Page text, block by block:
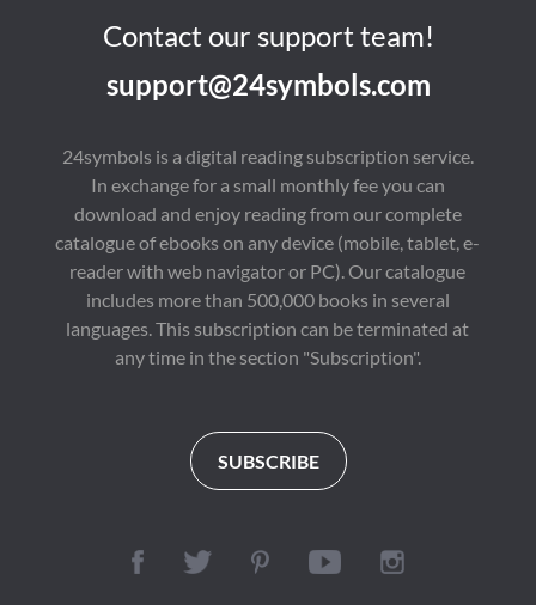
Contact our support team!
support@24symbols.com
24symbols is a digital reading subscription service.
In exchange for a small monthly fee you can
download and enjoy reading from our complete
catalogue of ebooks on any device (mobile, tablet, e-
reader with web navigator or PC). Our catalogue
includes more than 500,000 books in several
languages. This subscription can be terminated at
any time in the section "Subscription".
SUBSCRIBE